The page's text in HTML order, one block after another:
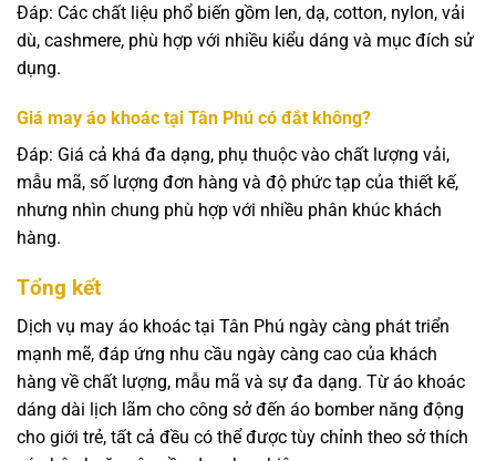
Đáp: Các chất liệu phổ biến gồm len, dạ, cotton, nylon, vải
dù, cashmere, phù hợp với nhiều kiểu dáng và mục đích sử
dụng.
Giá may áo khoác tại Tân Phú có đắt không?
Đáp: Giá cả khá đa dạng, phụ thuộc vào chất lượng vải,
mẫu mã, số lượng đơn hàng và độ phức tạp của thiết kế,
nhưng nhìn chung phù hợp với nhiều phân khúc khách
hàng.
Tổng kết
Dịch vụ may áo khoác tại Tân Phú ngày càng phát triển
mạnh mẽ, đáp ứng nhu cầu ngày càng cao của khách
hàng về chất lượng, mẫu mã và sự đa dạng. Từ áo khoác
dáng dài lịch lãm cho công sở đến áo bomber năng động
cho giới trẻ, tất cả đều có thể được tùy chỉnh theo sở thích